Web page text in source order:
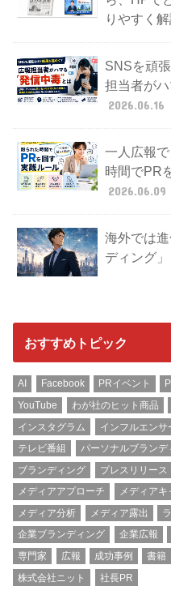
りやすく解
SNSを頑
担当者が
2026.06.16
一人広報
時間でPR
2026.06.09
海外では
ディング」
おすすめトピック
AI Facebook PRイベント
YouTube
わが社のヒット商品
インスタグラム
インフルエンサ
テレビ番組
パーソナルブランデ
ブランディング
プレスリリース
メディアアプローチ
メディアキ
メディア分析
メディア露出
企業ブランディング
企業広報
専門家
広報 成功事例 書籍
株式会社ニット
社長PR